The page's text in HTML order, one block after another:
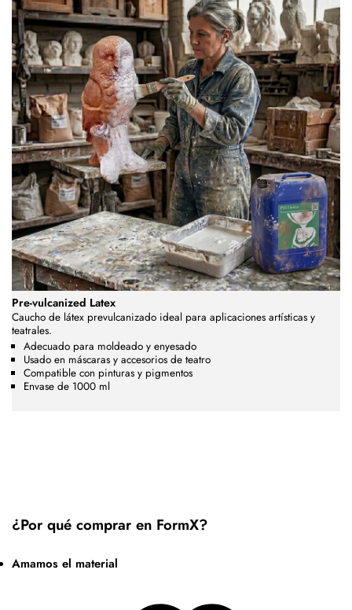
Pre-vulcanized Latex
Caucho de látex prevulcanizado ideal para aplicaciones artísticas y
teatrales.
Adecuado para moldeado y enyesado
Usado en máscaras y accesorios de teatro
Compatible con pinturas y pigmentos
Envase de 1000 ml
¿Por qué comprar en FormX?
Amamos el material